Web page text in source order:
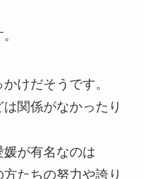
けだそうです。
関係がなかったり
が有名なのは
たちの努力や誇り